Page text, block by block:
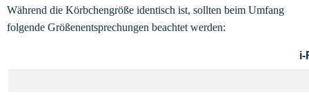
Während die Körbchengröße identisch ist, sollten beim Umfang
folgende Größenentsprechungen beachtet werden:
i-